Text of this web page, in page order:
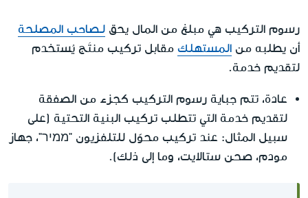
رسوم التركيب هي مبلغ من المال يحق لـصاحب المصلحة
أن يطلبه من المستهلك مقابل تركيب منتَج يُستخدم
لتقديم خدمة.
عادة، تتم جباية رسوم التركيب كجزء من الصفقة
لتقديم خدمة التي تتطلب تركيب البنية التحتية (على
سبيل المثال: عند تركيب محوّل للتلفزيون "ממיר"، جهاز
مودم، صحن ستالايت، وما إلى ذلك).